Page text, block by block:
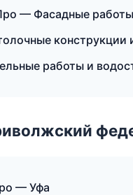
— Фасадные
конструкции
работы и
— Уфа